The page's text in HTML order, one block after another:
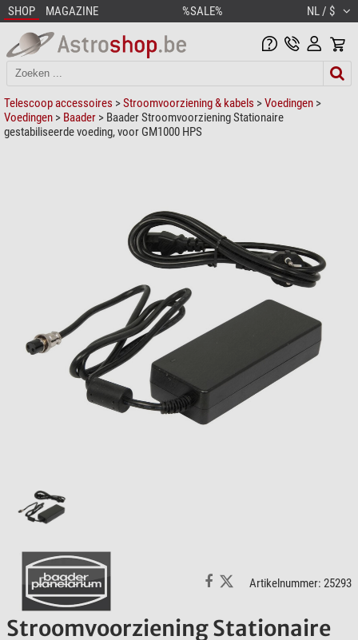
SHOP MAGAZINE %SALE% NL / $
Telescoop accessoires >Stroomvoorziening & kabels >Voedingen >
Voedingen > Baader > Baader Stroomvoorziening Stationaire
gestabiliseerde voeding, voor GM1000 HPS
Artikelnummer: 25293
Stroomvoorziening Stationaire